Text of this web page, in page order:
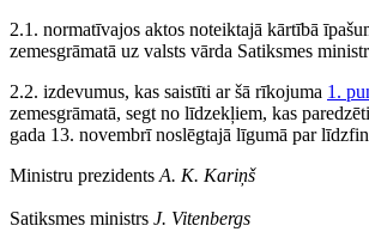
2.1. normatīvajos aktos noteiktajā kārtībā
zemesgrāmatā uz valsts vārda Satiksmes
2.2. izdevumus, kas saistīti ar šā rīkojuma 1.
zemesgrāmatā, segt no līdzekļiem, kas
gada 13. novembrī noslēgtajā līgumā par
Ministru prezidents A. K. Kariņš
Satiksmes ministrs J. Vitenbergs